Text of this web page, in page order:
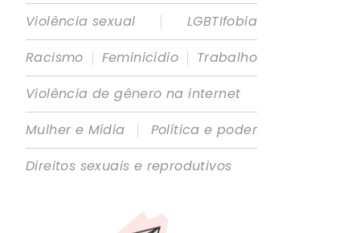
Violência sexual
|
LGBTIfobia
Racismo | Feminicídio | Trabalho
Violência de gênero na internet
Mulher e Mídia
|
Política e poder
Direitos sexuais e reprodutivos